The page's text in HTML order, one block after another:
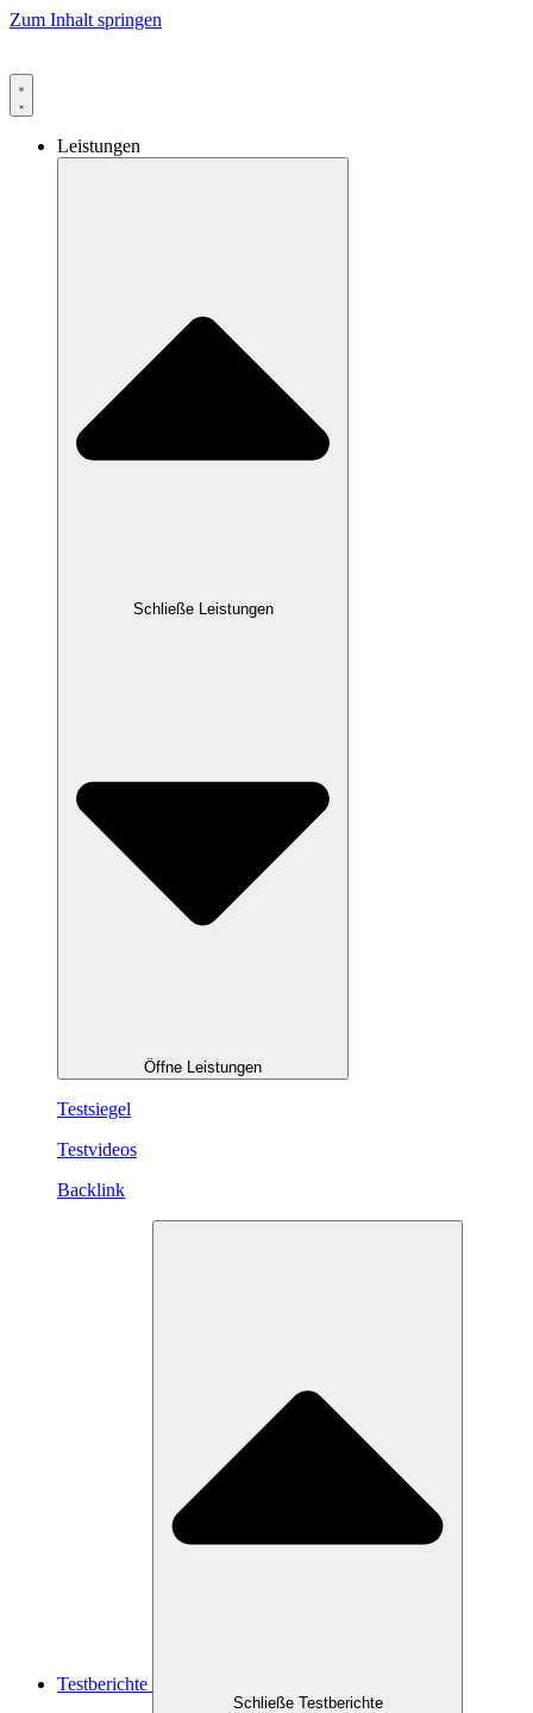
Zum Inhalt springen
Leistungen
Schließe Leistungen
Öffne Leistungen
Testsiegel
Testvideos
Backlink
Testberichte
Schließe Testberichte